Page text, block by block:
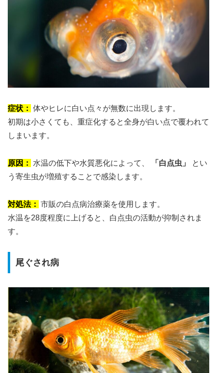
症状： 体やヒレに白い点々が無数に出現します。
初期は小さくても、重症化すると全身が白い点で覆われて
しまいます。
原因： 水温の低下や水質悪化によって、 「白点虫」
とい
う寄生虫が増殖することで感染します。
対処法： 市販の白点病治療薬を使用します。
水温を28度程度に上げると、白点虫の活動が抑制されま
す。
尾ぐされ病